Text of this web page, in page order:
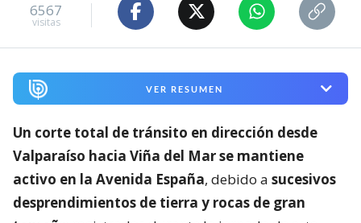
6567
visitas
VER RESUMEN
Un corte total de tránsito en dirección desde
Valparaíso hacia Viña del Mar se mantiene
activo en la Avenida España, debido a sucesivos
desprendimientos de tierra y rocas de gran